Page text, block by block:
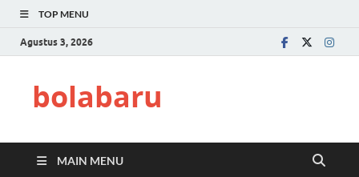
TOP MENU
Agustus 3, 2026
bolabaru
MAIN MENU